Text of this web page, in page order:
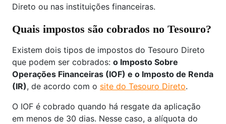
Direto ou nas instituições financeiras.
Quais impostos são cobrados no Tesouro?
Existem dois tipos de impostos do Tesouro Direto
que podem ser cobrados: o Imposto Sobre
Operações Financeiras (IOF) e o Imposto de Renda
(IR), de acordo com o site do Tesouro Direto.
O IOF é cobrado quando há resgate da aplicação
em menos de 30 dias. Nesse caso, a alíquota do